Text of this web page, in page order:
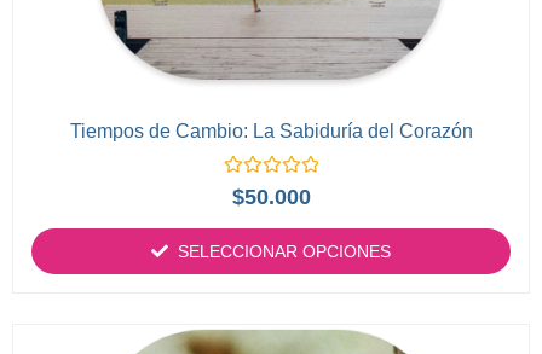
Tiempos de Cambio: La Sabiduría del Corazón
Valorado
con
5
$50.000
SELECCIONAR OPCIONES